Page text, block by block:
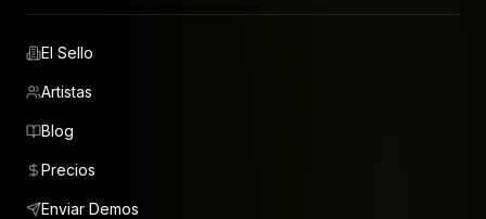
El Sello
Artistas
Blog
Precios
Enviar Demos